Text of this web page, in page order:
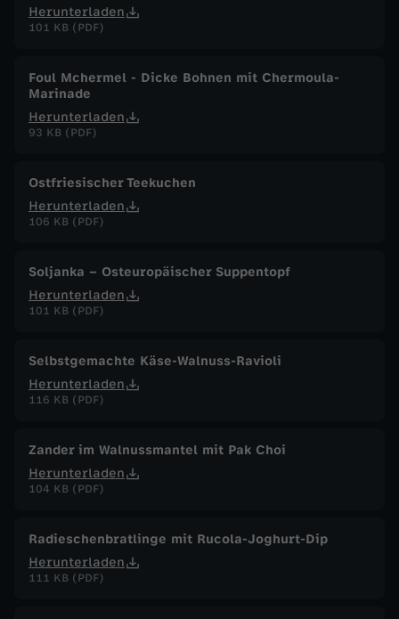
Herunterladen
101 KB (PDF)
Foul Mchermel - Dicke Bohnen mit Chermoula-
Marinade
Herunterladen
93 KB (PDF)
Ostfriesischer Teekuchen
Herunterladen
106 KB (PDF)
Soljanka – Osteuropäischer Suppentopf
Herunterladen
101 KB (PDF)
Selbstgemachte Käse-Walnuss-Ravioli
Herunterladen
116 KB (PDF)
Zander im Walnussmantel mit Pak Choi
Herunterladen
104 KB (PDF)
Radieschenbratlinge mit Rucola-Joghurt-Dip
Herunterladen
111 KB (PDF)